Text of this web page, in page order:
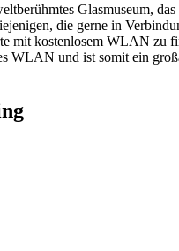
Glasmuseum,
die gerne in
mit kostenlosem WLAN
und ist somit ein